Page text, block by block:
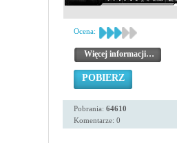
Ocena:
Więcej informacji…
POBIERZ
Pobrania: 64610
Komentarze: 0